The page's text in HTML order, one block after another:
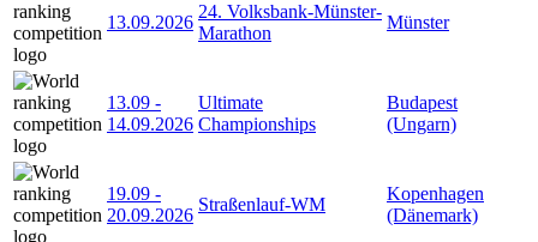
13.09.2026
24. Volksbank-Münster-
Marathon
Münster
13.09 -
14.09.2026
Ultimate
Championships
Budapest
(Ungarn)
19.09 -
20.09.2026
Straßenlauf-WM
Kopenhagen
(Dänemark)